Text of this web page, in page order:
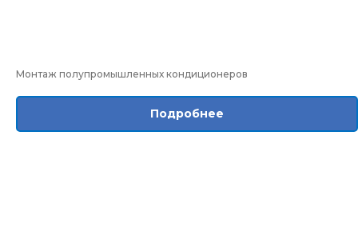
Монтаж полупромышленных кондиционеров
Подробнее